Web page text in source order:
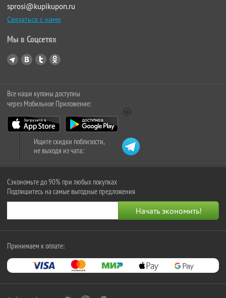
sprosi@kupikupon.ru
Связаться с нами
Мы в Соцсетях
Все наши купоны доступны
через Мобильное Приложение:
Ищите скидки поблизости,
не выходя из чата:
Сэкономьте до 90% при любых покупках
Подпишитесь на самые выгодные предложения
Принимаем к оплате: